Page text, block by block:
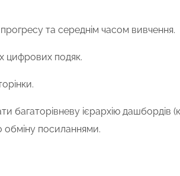
прогресу та середнім часом вивчення.
цифрових подяк.
багаторівневу ієрархію дашбордів
обміну посиланнями.